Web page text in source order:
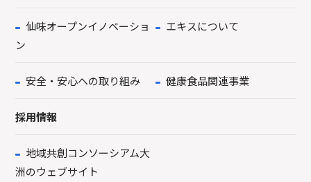
仙味オープンイノベーショ
ン
エキスについて
安全・安心への取り組み 健康食品関連事業
採用情報
地域共創コンソーシアム大
洲のウェブサイト